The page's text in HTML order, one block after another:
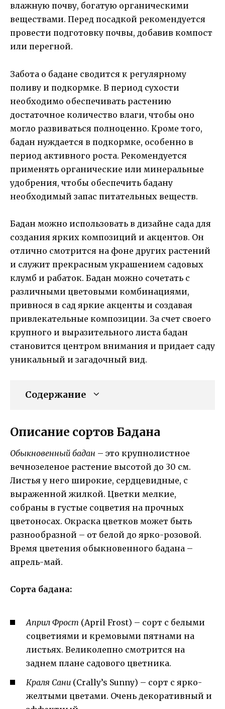
влажную почву, богатую органическими
веществами. Перед посадкой рекомендуется
провести подготовку почвы, добавив компост
или перегной.
Забота о бадане сводится к регулярному
поливу и подкормке. В период сухости
необходимо обеспечивать растению
достаточное количество влаги, чтобы оно
могло развиваться полноценно. Кроме того,
бадан нуждается в подкормке, особенно в
период активного роста. Рекомендуется
применять органические или минеральные
удобрения, чтобы обеспечить бадану
необходимый запас питательных веществ.
Бадан можно использовать в дизайне сада для
создания ярких композиций и акцентов. Он
отлично смотрится на фоне других растений
и служит прекрасным украшением садовых
клумб и рабаток. Бадан можно сочетать с
различными цветовыми комбинациями,
привнося в сад яркие акценты и создавая
привлекательные композиции. За счет своего
крупного и выразительного листа бадан
становится центром внимания и придает саду
уникальный и загадочный вид.
Содержание
Описание сортов Бадана
Обыкновенный бадан – это крупнолистное
вечнозеленое растение высотой до 30 см.
Листья у него широкие, сердцевидные, с
выраженной жилкой. Цветки мелкие,
собраны в густые соцветия на прочных
цветоносах. Окраска цветков может быть
разнообразной – от белой до ярко-розовой.
Время цветения обыкновенного бадана –
апрель-май.
Сорта бадана:
Април Фрост (April Frost) – сорт с белыми
соцветиями и кремовыми пятнами на
листьях. Великолепно смотрится на
заднем плане садового цветника.
Краля Сани (Crally’s Sunny) – сорт с ярко-
желтыми цветами. Очень декоративный и